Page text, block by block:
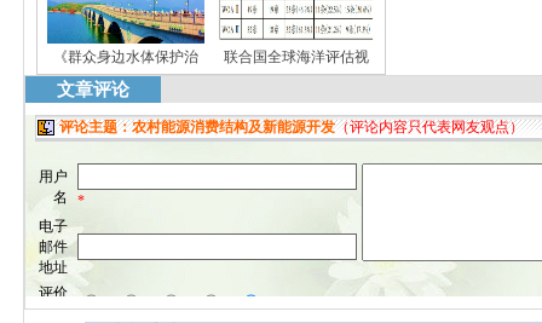
《群众身边水体保护治 联合国全球海洋评估视
文章评论